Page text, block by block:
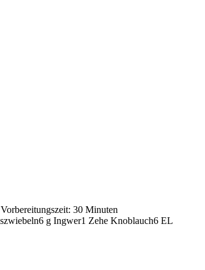
30 Minuten
g Ingwer1 Zehe Knoblauch6 EL